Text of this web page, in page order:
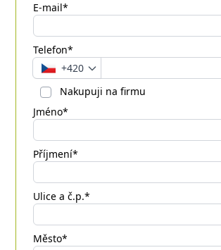
E-mail*
Telefon*
+420
Nakupuji na firmu
Jméno*
Příjmení*
Ulice a č.p.*
Město*